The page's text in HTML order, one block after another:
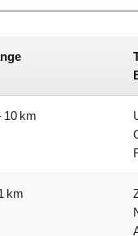
10 km
km